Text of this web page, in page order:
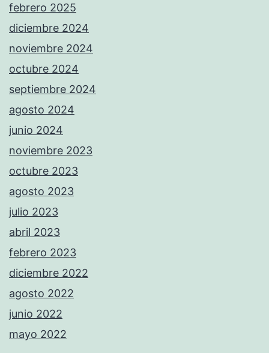
febrero 2025
diciembre 2024
noviembre 2024
octubre 2024
septiembre 2024
agosto 2024
junio 2024
noviembre 2023
octubre 2023
agosto 2023
julio 2023
abril 2023
febrero 2023
diciembre 2022
agosto 2022
junio 2022
mayo 2022